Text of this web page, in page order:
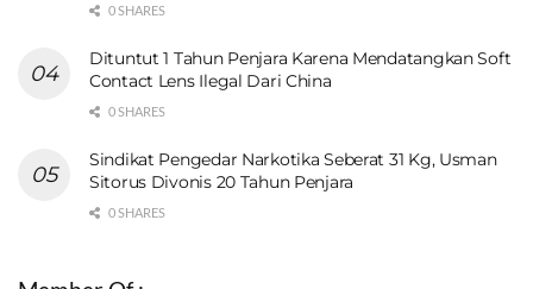
0 SHARES
Dituntut 1 Tahun Penjara Karena Mendatangkan Soft
Contact Lens Ilegal Dari China
0 SHARES
Sindikat Pengedar Narkotika Seberat 31 Kg, Usman
Sitorus Divonis 20 Tahun Penjara
0 SHARES